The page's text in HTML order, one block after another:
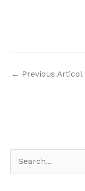
← Previous Articol